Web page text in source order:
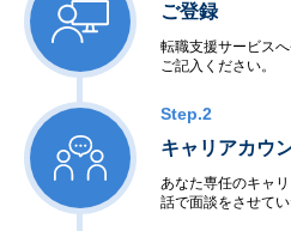
ご登録
転職支援サービス
ご記入ください。
Step.2
キャリアカウ
あなた専任のキャ
話で面談をさせてい